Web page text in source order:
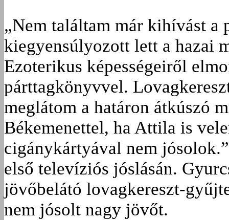
„Nem találtam már kihívást
kiegyensúlyozott lett a hazai
Ezoterikus képességeiről
párttagkönyvvel.
meglátom a határon átkúszó
Békemenettel, ha Attila is
cigánykártyával nem
első televíziós jóslásán.
jövőbelátó lovagkereszt-
nem jósolt nagy jövőt.